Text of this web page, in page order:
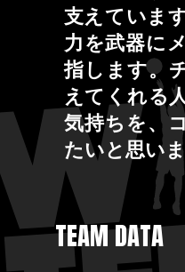
支えていま
力を武器に
指します。
えてくれる
気持ちを、
たいと思い
TEAM DATA